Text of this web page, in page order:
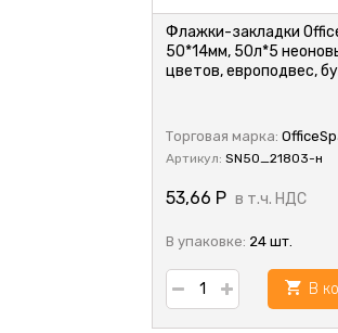
Флажки-закладки
50*14мм, 50л*5
цветов, европодвес,
Торговая марка:
Артикул: SN50_21803-н
53,66 Р в т.ч. НДС
В упаковке: 24 шт.
В